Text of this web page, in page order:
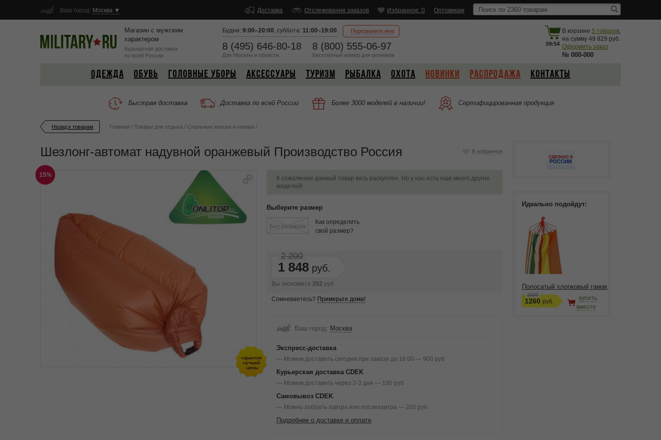
Ваш город: Москва ▼ Доставка Отслеживание заказов Избранное: 0 Оптовикам
Магазин с мужским
характером
Курьерская доставка
по всей России
Будни: 9:00–20:00, суббота: 11:00–19:00
8 (495) 646-80-18
Для Москвы и области
8 (800) 555-06-97
Бесплатный номер для регионов
Перезвоните мне
59:53
В корзине 5 товаров,
на сумму 49 829
Оформить заказ
№ 000-000
ОДЕЖДА ОБУВЬ ГОЛОВНЫЕ УБОРЫ АКСЕССУАРЫ ТУРИЗМ РЫБАЛКА ОХОТА НОВИНКИ РАСПРОДАЖА КОНТАКТЫ
Быстрая доставка Доставка по всей России Более 3000 моделей в наличии! Сертифицированная продукция
Назад к товарам Главная / Товары для отдыха / Спальные мешки и гамаки /
Шезлонг-автомат надувной оранжевый Производство Россия В избранное
15%
К сожалению данный товар весь раскуплен. Но у нас есть еще много других
моделей!
Выберите размер
Без размера
Как определить
свой размер?
1 848
2 200
Вы экономите 352 руб.
Сомневаетесь? Примерьте дома!
Ваш город: Москва
Экспресс-доставка
— Можем доставить сегодня при заказе до 16:00 — 900 руб
Курьерская доставка CDEK
— Можем доставить через 2-3 дня — 195 руб
Самовывоз CDEK
— Можно забрать завтра или послезавтра — 200 руб
Подробнее о доставке и оплате
Идеально подойдут:
Полосатый хлопковый гамак
1500
1260 руб.
купить
вместе